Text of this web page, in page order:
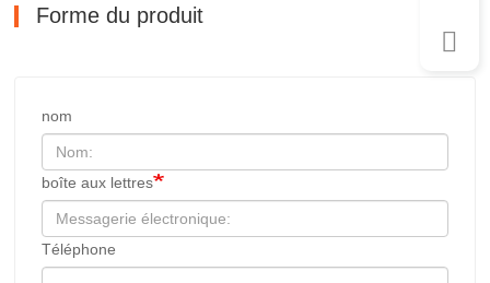
Forme du produit
nom
boîte aux lettres
Téléphone